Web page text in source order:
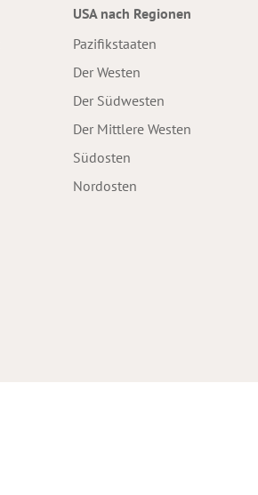
USA nach Regionen
Pazifikstaaten
Der Westen
Der Südwesten
Der Mittlere Westen
Südosten
Nordosten